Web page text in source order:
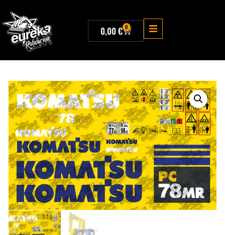
0,00€ 0